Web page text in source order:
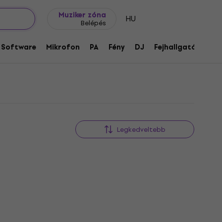
Muziker zóna
Belépés HU
Software Mikrofon PA Fény DJ Fejhallgató
Legkedveltebb